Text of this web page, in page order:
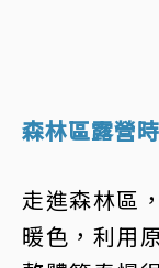
森林區露營
走進森林區
暖色，利用